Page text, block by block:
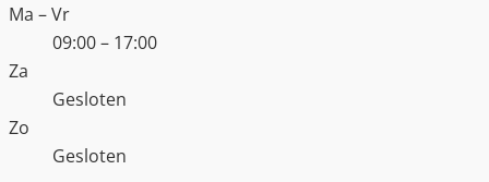
Ma – Vr
09:00 – 17:00
Za
Gesloten
Zo
Gesloten